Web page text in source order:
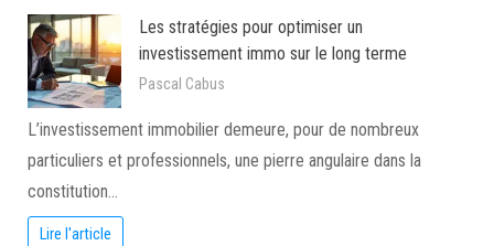
Les stratégies pour optimiser un
investissement immo sur le long terme
Pascal Cabus
L’investissement immobilier demeure, pour de nombreux
particuliers et professionnels, une pierre angulaire dans la
constitution…
Lire l'article